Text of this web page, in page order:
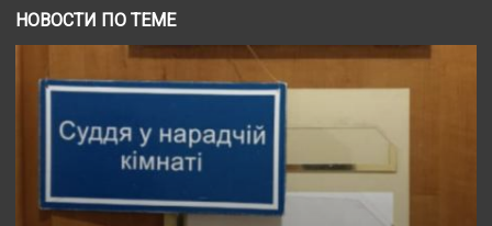
НОВОСТИ ПО ТЕМЕ